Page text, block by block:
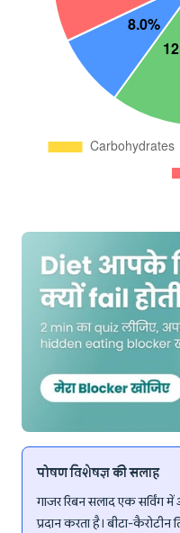
पोषण विशेषज्ञ की सलाह
गाजर रिबन सलाद एक सर्विंग
प्रदान करता है। बीटा-